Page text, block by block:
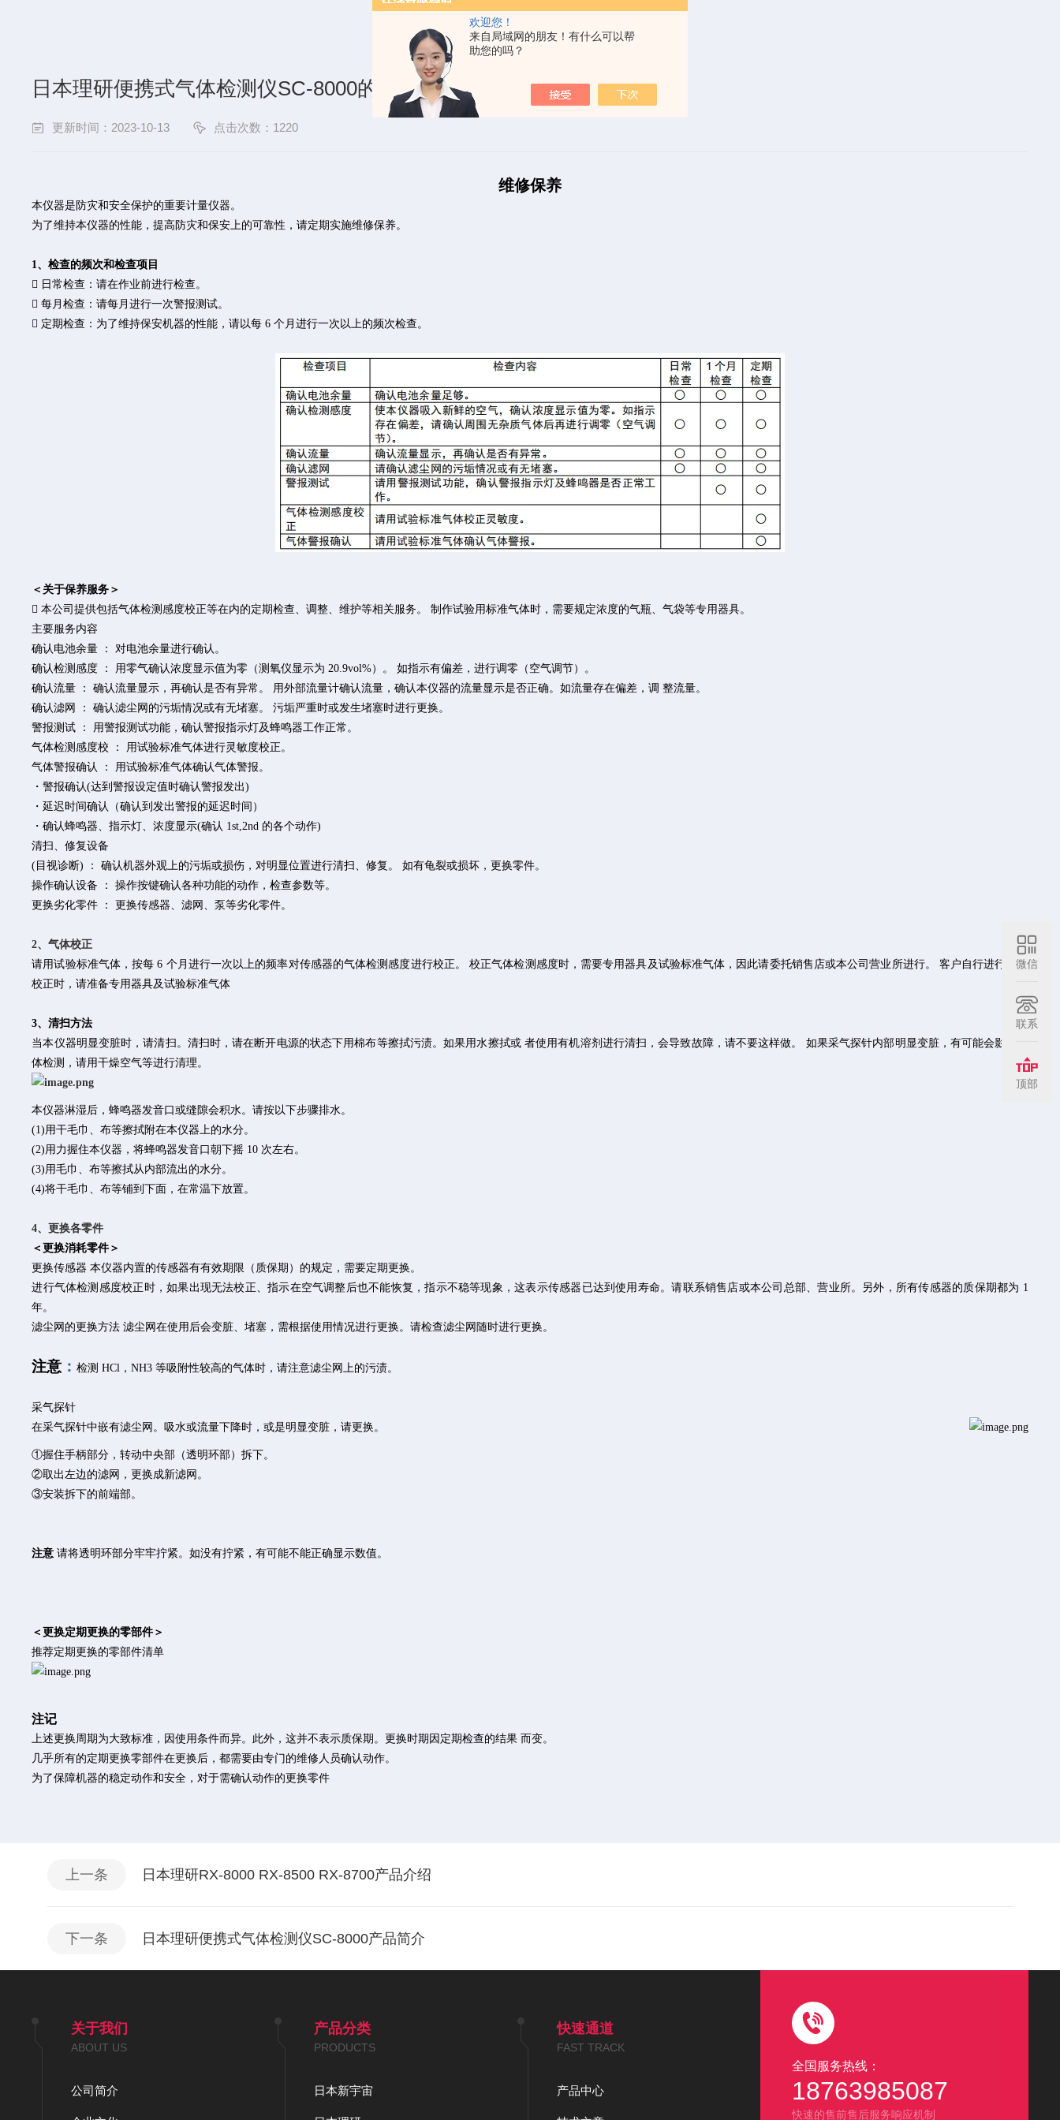
欢迎您！
来自局域网的朋友！有什么可以帮
助您的吗？
日本理研便携式气体检测仪SC-8000的维修保养
更新时间：2023-10-13 点击次数：1220
维修保养
本仪器是防灾和安全保护的重要计量仪器。
为了维持本仪器的性能，提高防灾和保安上的可靠性，请定期实施维修保养。
1、检查的频次和检查项目
 日常检查：请在作业前进行检查。
 每月检查：请每月进行一次警报测试。
 定期检查：为了维持保安机器的性能，请以每 6 个月进行一次以上的频次检查。
＜关于保养服务＞
 本公司提供包括气体检测感度校正等在内的定期检查、调整、维护等相关服务。 制作试验用标准气体时，需要规定浓度的气瓶、气袋等专用器具。
主要服务内容
确认电池余量 ： 对电池余量进行确认。
确认检测感度 ： 用零气确认浓度显示值为零（测氧仪显示为 20.9vol%）。 如指示有偏差，进行调零（空气调节）。
确认流量 ： 确认流量显示，再确认是否有异常。 用外部流量计确认流量，确认本仪器的流量显示是否正确。如流量存在偏差，调 整流量。
确认滤网 ： 确认滤尘网的污垢情况或有无堵塞。 污垢严重时或发生堵塞时进行更换。
警报测试 ： 用警报测试功能，确认警报指示灯及蜂鸣器工作正常。
气体检测感度校 ： 用试验标准气体进行灵敏度校正。
气体警报确认 ： 用试验标准气体确认气体警报。
・警报确认(达到警报设定值时确认警报发出)
・延迟时间确认（确认到发出警报的延迟时间）
・确认蜂鸣器、指示灯、浓度显示(确认 1st,2nd 的各个动作)
清扫、修复设备
(目视诊断) ： 确认机器外观上的污垢或损伤，对明显位置进行清扫、修复。 如有龟裂或损坏，更换零件。
操作确认设备 ： 操作按键确认各种功能的动作，检查参数等。
更换劣化零件 ： 更换传感器、滤网、泵等劣化零件。
2、气体校正
请用试验标准气体，按每 6 个月进行一次以上的频率对传感器的气体检测感度进行校正。 校正气体检测感度时，需要专用器具及试验标准气体，因此请委托销售店或本公司营业所进行。 客户自行进行气体
校正时，请准备专用器具及试验标准气体
3、清扫方法
当本仪器明显变脏时，请清扫。清扫时，请在断开电源的状态下用棉布等擦拭污渍。如果用水擦拭或 者使用有机溶剂进行清扫，会导致故障，请不要这样做。 如果采气探针内部明显变脏，有可能会影响气
体检测，请用干燥空气等进行清理。
本仪器淋湿后，蜂鸣器发音口或缝隙会积水。请按以下步骤排水。
(1)用干毛巾、布等擦拭附在本仪器上的水分。
(2)用力握住本仪器，将蜂鸣器发音口朝下摇 10 次左右。
(3)用毛巾、布等擦拭从内部流出的水分。
(4)将干毛巾、布等铺到下面，在常温下放置。
4、更换各零件
＜更换消耗零件＞
更换传感器 本仪器内置的传感器有有效期限（质保期）的规定，需要定期更换。
进行气体检测感度校正时，如果出现无法校正、指示在空气调整后也不能恢复，指示不稳等现象，这表示传感器已达到使用寿命。请联系销售店或本公司总部、营业所。另外，所有传感器的质保期都为 1
年。
滤尘网的更换方法 滤尘网在使用后会变脏、堵塞，需根据使用情况进行更换。请检查滤尘网随时进行更换。
注意 ：检测 HCl，NH3 等吸附性较高的气体时，请注意滤尘网上的污渍。
采气探针
在采气探针中嵌有滤尘网。吸水或流量下降时，或是明显变脏，请更换。
①握住手柄部分，转动中央部（透明环部）拆下。
②取出左边的滤网，更换成新滤网。
③安装拆下的前端部。
注意请将透明环部分牢牢拧紧。如没有拧紧，有可能不能正确显示数值。
＜更换定期更换的零部件＞
推荐定期更换的零部件清单
注记
上述更换周期为大致标准，因使用条件而异。此外，这并不表示质保期。更换时期因定期检查的结果 而变。
几乎所有的定期更换零部件在更换后，都需要由专门的维修人员确认动作。
为了保障机器的稳定动作和安全，对于需确认动作的更换零件
上一条 日本理研RX-8000 RX-8500 RX-8700产品介绍
下一条 日本理研便携式气体检测仪SC-8000产品简介
全国服务热线：
18763985087
快速的售前售后服务响应机制
关于我们
ABOUT US
公司简介
产品分类
PRODUCTS
日本新宇宙
快速通道
FAST TRACK
产品中心
微信
联系
顶部